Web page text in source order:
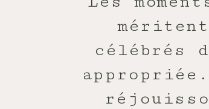
célébrés